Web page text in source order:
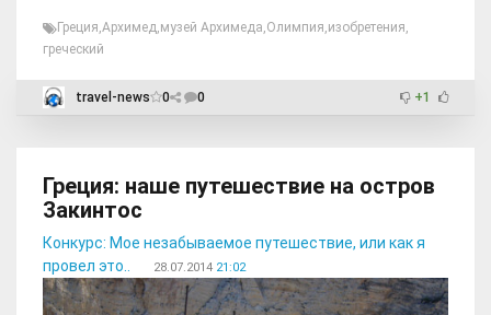
Греция,Архимед,музей Архимеда,Олимпия,изобретения,
греческий
travel-news 0 0 +1
Греция: наше путешествие на остров
Закинтос
Конкурс: Мое незабываемое путешествие, или как я
провел это..
28.07.2014 21:02